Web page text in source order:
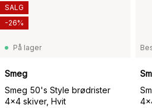
På lager
Smeg
Smeg 50's Style brødrister
4x4 skiver, Hvit
SALG
-26%